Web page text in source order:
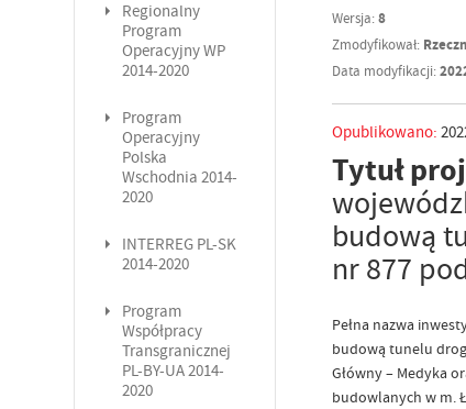
Regionalny
Program
Operacyjny WP
2014-2020
Program
Operacyjny
Polska
Wschodnia 2014-
2020
INTERREG PL-SK
2014-2020
Program
Współpracy
Transgranicznej
PL-BY-UA 2014-
2020
Wersja:8
Zmodyfikował:
Data modyfikacji:
Opublikowano:
Tytuł
budową
nr 877
Pełna nazwa
budową tunelu
Główny – Medyka
budowlanych w m.